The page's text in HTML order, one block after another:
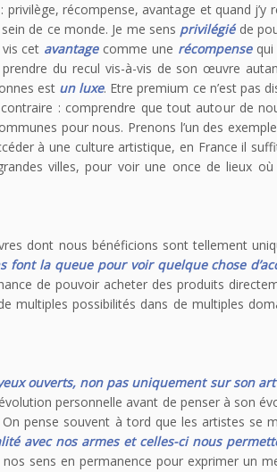
récompense, avantage et quand j’y
de ce monde. Je me sens privilégiéde
cet avantagecomme une récompensequi
du recul vis-à-vis de son œuvre
est un luxe. Etre premium ce n’est pas
: comprendre que tout autour de
pour nous. Prenons l’un des
à une culture artistique, en France il
villes, pour voir une once de lieux
dont nous bénéficions sont tellement
font la queue pour voir quelque chose
de pouvoir acheter des produits
multiples possibilités dans de multiples
ouverts, non pas uniquement sur son
personnelle avant de penser à son
pense souvent à tord que les artistes se
avec nos armes et celles-ci nous
sens en permanence pour exprimer un